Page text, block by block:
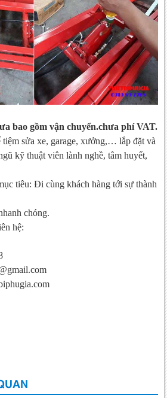
bao gồm vận chuyển.chưa phí VAT.
sửa xe, garage, xưởng,… lắp đặt và
kỹ thuật viên lành nghề, tâm huyết,
tiêu: Đi cùng khách hàng tới sự thành
chóng.
hệ: